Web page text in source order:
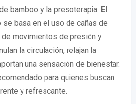
bamboo y la presoterapia. El
se basa en el uso de cañas de
de movimientos de presión y
la circulación, relajan la
una sensación de bienestar.
para quienes buscan
y refrescante.